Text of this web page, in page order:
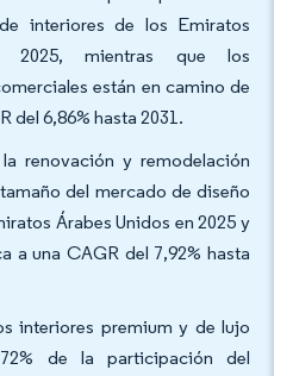
interiores de los Emiratos
2025, mientras que los
están en camino de
del 6,86% hasta 2031.
renovación y remodelación
del mercado de diseño
Árabes Unidos en 2025 y
a una CAGR del 7,92% hasta
interiores premium y de lujo
de la participación del